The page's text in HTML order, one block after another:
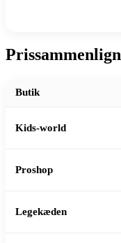
Butik
Kids-world
Proshop
Legekæden